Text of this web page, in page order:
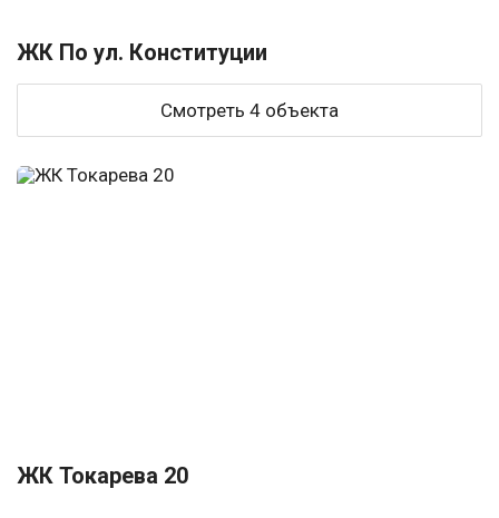
ЖК По ул. Конституции
Смотреть 4 объекта
ЖК Токарева 20